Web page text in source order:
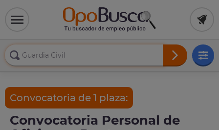
Convocatoria de 1 plaza:
Convocatoria Personal de